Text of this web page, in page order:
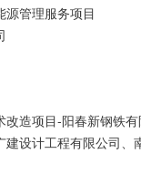
源管理服务项目
造项目-阳春新钢铁
设计工程有限公司、